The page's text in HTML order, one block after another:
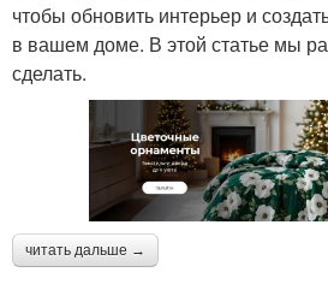
чтобы обновить интерьер и
в вашем доме. В этой статье мы
сделать.
читать дальше →